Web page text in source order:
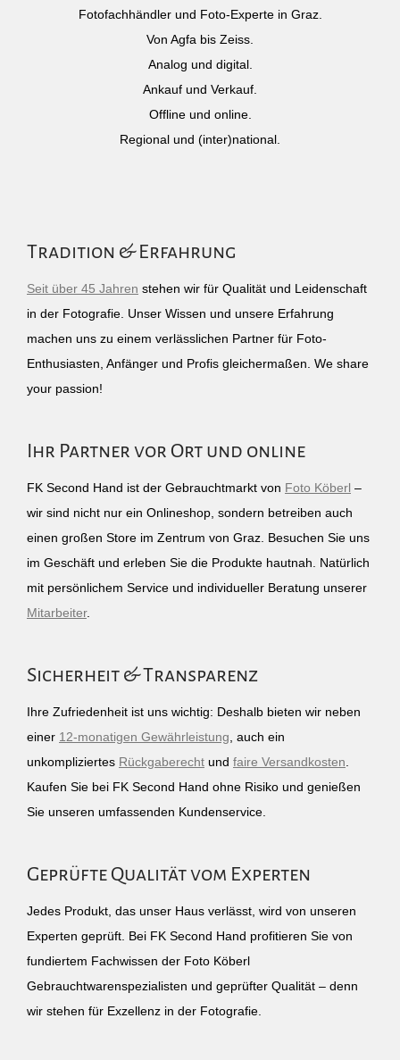
Fotofachhändler und Foto-Experte in Graz.
Von Agfa bis Zeiss.
Analog und digital.
Ankauf und Verkauf.
Offline und online.
Regional und (inter)national.
Tradition & Erfahrung
Seit über 45 Jahren stehen wir für Qualität und Leidenschaft
in der Fotografie. Unser Wissen und unsere Erfahrung
machen uns zu einem verlässlichen Partner für Foto-
Enthusiasten, Anfänger und Profis gleichermaßen. We share
your passion!
Ihr Partner vor Ort und online
FK Second Hand ist der Gebrauchtmarkt von Foto Köberl –
wir sind nicht nur ein Onlineshop, sondern betreiben auch
einen großen Store im Zentrum von Graz. Besuchen Sie uns
im Geschäft und erleben Sie die Produkte hautnah. Natürlich
mit persönlichem Service und individueller Beratung unserer
Mitarbeiter.
Sicherheit & Transparenz
Ihre Zufriedenheit ist uns wichtig: Deshalb bieten wir neben
einer 12-monatigen Gewährleistung , auch ein
unkompliziertes Rückgaberecht und faire Versandkosten
Kaufen Sie bei FK Second Hand ohne Risiko und genießen
Sie unseren umfassenden Kundenservice.
Geprüfte Qualität vom Experten
Jedes Produkt, das unser Haus verlässt, wird von unseren
Experten geprüft. Bei FK Second Hand profitieren Sie von
fundiertem Fachwissen der Foto Köberl
Gebrauchtwarenspezialisten und geprüfter Qualität – denn
wir stehen für Exzellenz in der Fotografie.